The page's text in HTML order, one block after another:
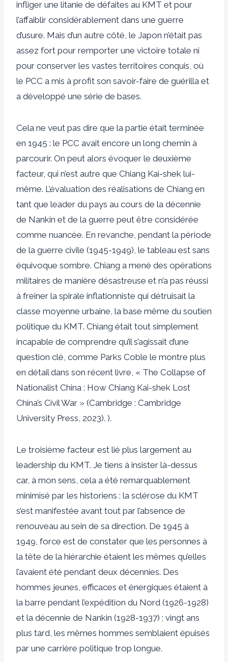
infliger une litanie de défaites au KMT et pour
l’affaiblir considérablement dans une guerre
d’usure. Mais d’un autre côté, le Japon n’était pas
assez fort pour remporter une victoire totale ni
pour conserver les vastes territoires conquis, où
le PCC a mis à profit son savoir-faire de guérilla et
a développé une série de bases.
Cela ne veut pas dire que la partie était terminée
en 1945 : le PCC avait encore un long chemin à
parcourir. On peut alors évoquer le deuxième
facteur, qui n’est autre que Chiang Kai-shek lui-
même. L’évaluation des réalisations de Chiang en
tant que leader du pays au cours de la décennie
de Nankin et de la guerre peut être considérée
comme nuancée. En revanche, pendant la période
de la guerre civile (1945-1949), le tableau est sans
équivoque sombre. Chiang a mené des opérations
militaires de manière désastreuse et n’a pas réussi
à freiner la spirale inflationniste qui détruisait la
classe moyenne urbaine, la base même du soutien
politique du KMT. Chiang était tout simplement
incapable de comprendre qu’il s’agissait d’une
question clé, comme Parks Coble le montre plus
en détail dans son récent livre, « The Collapse of
Nationalist China : How Chiang Kai-shek Lost
China’s Civil War » (Cambridge : Cambridge
University Press, 2023). ).
Le troisième facteur est lié plus largement au
leadership du KMT. Je tiens à insister là-dessus
car, à mon sens, cela a été remarquablement
minimisé par les historiens : la sclérose du KMT
s’est manifestée avant tout par l’absence de
renouveau au sein de sa direction. De 1945 à
1949, force est de constater que les personnes à
la tête de la hiérarchie étaient les mêmes qu’elles
l’avaient été pendant deux décennies. Des
hommes jeunes, efficaces et énergiques étaient à
la barre pendant l’expédition du Nord (1926-1928)
et la décennie de Nankin (1928-1937) ; vingt ans
plus tard, les mêmes hommes semblaient épuisés
par une carrière politique trop longue.